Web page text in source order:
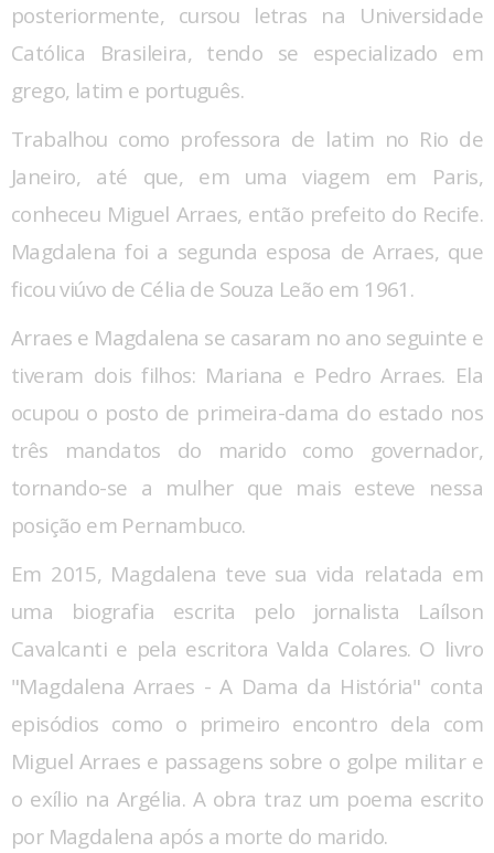
posteriormente, cursou letras na Universidade
Católica Brasileira, tendo se especializado em
grego, latim e português.
Trabalhou como professora de latim no Rio de
Janeiro, até que, em uma viagem em Paris,
conheceu Miguel Arraes, então prefeito do Recife.
Magdalena foi a segunda esposa de Arraes, que
ficou viúvo de Célia de Souza Leão em 1961.
Arraes e Magdalena se casaram no ano seguinte e
tiveram dois filhos: Mariana e Pedro Arraes. Ela
ocupou o posto de primeira-dama do estado nos
três mandatos do marido como governador,
tornando-se a mulher que mais esteve nessa
posição em Pernambuco.
Em 2015, Magdalena teve sua vida relatada em
uma biografia escrita pelo jornalista Laílson
Cavalcanti e pela escritora Valda Colares. O livro
"Magdalena Arraes - A Dama da História" conta
episódios como o primeiro encontro dela com
Miguel Arraes e passagens sobre o golpe militar e
o exílio na Argélia. A obra traz um poema escrito
por Magdalena após a morte do marido.